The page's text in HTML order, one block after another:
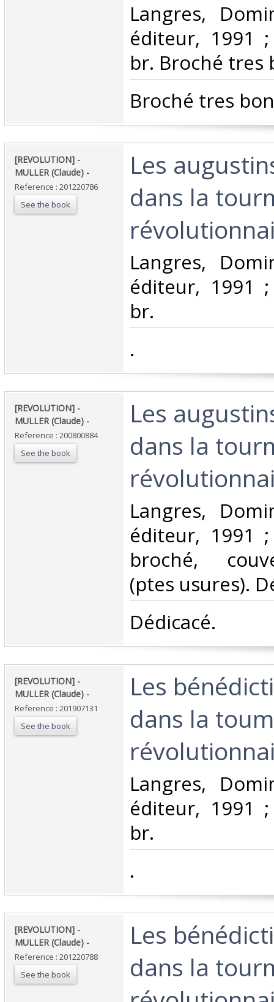
‎Langres,
éditeur, 1991
br. Broché tres
‎Broché tres
‎[REVOLUTION] -
MULLER (Claude) - ‎
Reference : 201220786
See the book
‎Les
dans la
‎Langres,
éditeur, 1991
br.‎
‎.‎
‎[REVOLUTION] -
MULLER (Claude) - ‎
Reference : 200800884
See the book
‎Les
dans la
‎Langres,
éditeur, 1991
broché,
(ptes usures).
‎Dédicacé.‎
‎[REVOLUTION] -
MULLER (Claude) - ‎
Reference : 201907131
See the book
‎Les
dans la
‎Langres,
éditeur, 1991
br.‎
‎.‎
‎[REVOLUTION] -
MULLER (Claude) - ‎
Reference : 201220788
See the book
‎Les
dans la